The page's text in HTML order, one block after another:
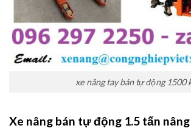
xe nâng tay bán tự động 1500
Xe nâng bán tự động 1.5 tấn